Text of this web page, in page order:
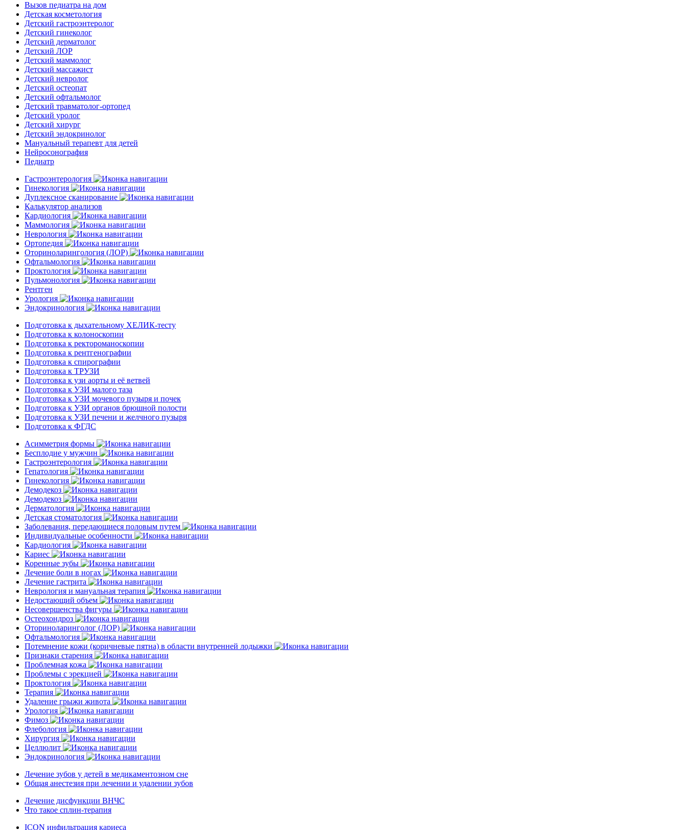
Вызов педиатра на дом
Детская косметология
Детский гастроэнтеролог
Детский гинеколог
Детский дерматолог
Детский ЛОР
Детский маммолог
Детский массажист
Детский невролог
Детский остеопат
Детский офтальмолог
Детский травматолог-ортопед
Детский уролог
Детский хирург
Детский эндокринолог
Мануальный терапевт для детей
Нейросонография
Педиатр
Гастроэнтерология
Гинекология
Дуплексное сканирование
Калькулятор анализов
Кардиология
Маммология
Неврология
Ортопедия
Оториноларингология (ЛОР)
Офтальмология
Проктология
Пульмонология
Рентген
Урология
Эндокринология
Подготовка к дыхательному ХЕЛИК-тесту
Подготовка к колоноскопии
Подготовка к ректороманоскопии
Подготовка к рентгенографии
Подготовка к спирографии
Подготовка к ТРУЗИ
Подготовка к узи аорты и её ветвей
Подготовка к УЗИ малого таза
Подготовка к УЗИ мочевого пузыря и почек
Подготовка к УЗИ органов брюшной полости
Подготовка к УЗИ печени и желчного пузыря
Подготовка к ФГДС
Асимметрия формы
Бесплодие у мужчин
Гастроэнтерология
Гепатология
Гинекология
Демодекоз
Демодекоз
Дерматология
Детская стоматология
Заболевания, передающиеся половым путем
Индивидуальные особенности
Кардиология
Кариес
Коренные зубы
Лечение боли в ногах
Лечение гастрита
Неврология и мануальная терапия
Недостающий объем
Несовершенства фигуры
Остеохондроз
Оториноларинголог (ЛОР)
Офтальмология
Потемнение кожи (коричневые пятна) в области внутренней лодыжки
Признаки старения
Проблемная кожа
Проблемы с эрекцией
Проктология
Терапия
Удаление грыжи живота
Урология
Фимоз
Флебология
Хирургия
Целлюлит
Эндокринология
Лечение зубов у детей в медикаментозном сне
Общая анестезия при лечении и удалении зубов
Лечение дисфункции ВНЧС
Что такое сплин-терапия
ICON инфильтрация кариеса